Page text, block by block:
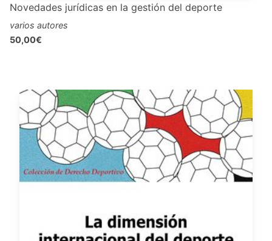
Novedades jurídicas en la gestión del deporte
varios autores
50,00€